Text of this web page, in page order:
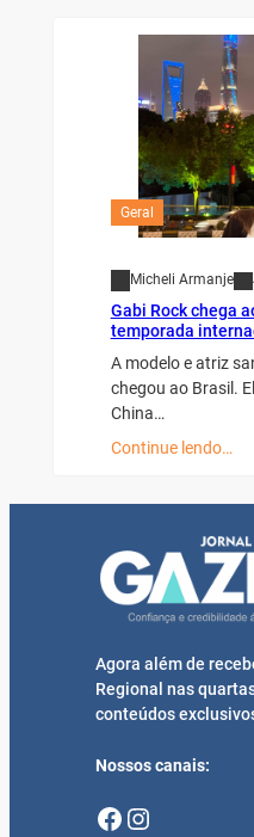
Geral
Micheli Armanje
Gabi Rock chega
temporada
A modelo e atriz
chegou ao Brasil.
China…
Continue lendo…
Agora além de
Regional nas
conteúdos
Nossos canais:
Facebook Instagram